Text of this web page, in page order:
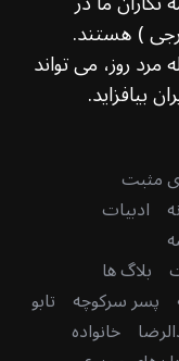
) هستند.
روز، می تواند
بیافزاید.
مثبت
ادبیات
بلاگ ها
پسر سرکوچه تابو
خانواده